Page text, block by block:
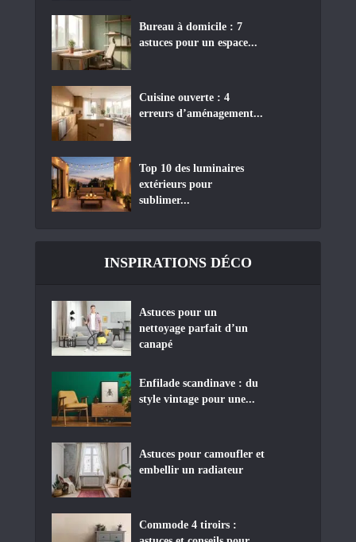
Bureau à domicile : 7
astuces pour un espace...
Cuisine ouverte : 4
erreurs d’aménagement...
Top 10 des luminaires
extérieurs pour
sublimer...
INSPIRATIONS DÉCO
Astuces pour un
nettoyage parfait d’un
canapé
Enfilade scandinave : du
style vintage pour une...
Astuces pour camoufler et
embellir un radiateur
Commode 4 tiroirs :